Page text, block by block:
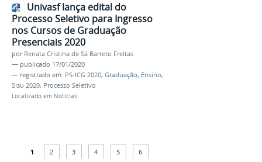
Univasf lança edital do
Processo Seletivo para Ingresso
nos Cursos de Graduação
Presenciais 2020
por Renata Cristina de Sá Barreto Freitas
— publicado 17/01/2020
— registrado em: PS-ICG 2020, Graduação, Ensino,
Sisu 2020, Processo Seletivo
Localizado em Notícias
1 2 3 4 5
6